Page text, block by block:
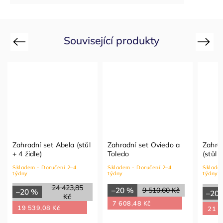
Související produkty
Previous
Zahradní set Abela (stůl
+ 4 židle)
Skladem - Doručení 2–4
týdny
24 423,85
Kč
–20 %
19 539,08 Kč
Zahradní set Oviedo a
Toledo
Skladem - Doručení 2–4
týdny
9 510,60 Kč
–20 %
7 608,48 Kč
(stůl
týdny
–20
21
Next